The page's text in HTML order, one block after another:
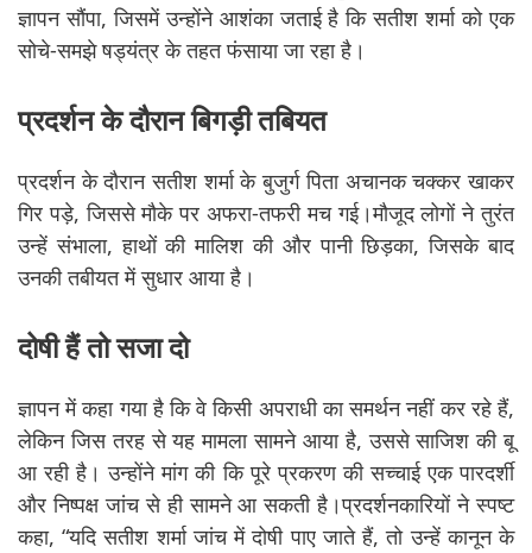
ज्ञापन सौंपा, जिसमें उन्होंने आशंका जताई है कि सतीश शर्मा को एक
सोचे-समझे षड्यंत्र के तहत फंसाया जा रहा है।
प्रदर्शन के दौरान बिगड़ी तबियत
प्रदर्शन के दौरान सतीश शर्मा के बुजुर्ग पिता अचानक चक्कर खाकर
गिर पड़े, जिससे मौके पर अफरा-तफरी मच गई।मौजूद लोगों ने तुरंत
उन्हें संभाला, हाथों की मालिश की और पानी छिड़का, जिसके बाद
उनकी तबीयत में सुधार आया है।
दोषी हैं तो सजा दो
ज्ञापन में कहा गया है कि वे किसी अपराधी का समर्थन नहीं कर रहे हैं,
लेकिन जिस तरह से यह मामला सामने आया है, उससे साजिश की बू
आ रही है। उन्होंने मांग की कि पूरे प्रकरण की सच्चाई एक पारदर्शी
और निष्पक्ष जांच से ही सामने आ सकती है।प्रदर्शनकारियों ने स्पष्ट
कहा, “यदि सतीश शर्मा जांच में दोषी पाए जाते हैं, तो उन्हें कानून के